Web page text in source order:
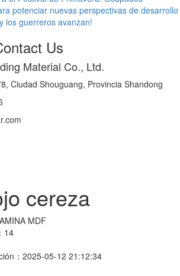
potenciar nuevas perspectivas de desarrollo
los guerreros avanzan!
Us
Material Co., Ltd.
Ciudad Shouguang, Provincia Shandong
cereza
MDF
14
： 2025-05-12 21:12:34